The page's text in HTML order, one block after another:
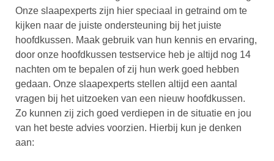
Onze slaapexperts zijn hier speciaal in getraind om te
kijken naar de juiste ondersteuning bij het juiste
hoofdkussen. Maak gebruik van hun kennis en ervaring,
door onze hoofdkussen testservice heb je altijd nog 14
nachten om te bepalen of zij hun werk goed hebben
gedaan. Onze slaapexperts stellen altijd een aantal
vragen bij het uitzoeken van een nieuw hoofdkussen.
Zo kunnen zij zich goed verdiepen in de situatie en jou
van het beste advies voorzien. Hierbij kun je denken
aan: